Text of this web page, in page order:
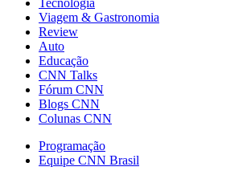
Viagem & Gastronomia
Review
Auto
Educação
CNN Talks
Fórum CNN
Blogs CNN
Colunas CNN
Programação
Equipe CNN Brasil